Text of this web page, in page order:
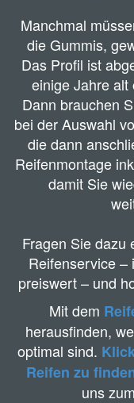
Manchmal
die Gummis,
Das Profil ist
einige Jahre alt
Dann brauchen
bei der Auswahl
die dann
Reifenmontage
damit Sie
Fragen Sie dazu
Reifenservice –
preiswert – und
Mit dem
herausfinden,
optimal sind.
Reifen zu finde
uns